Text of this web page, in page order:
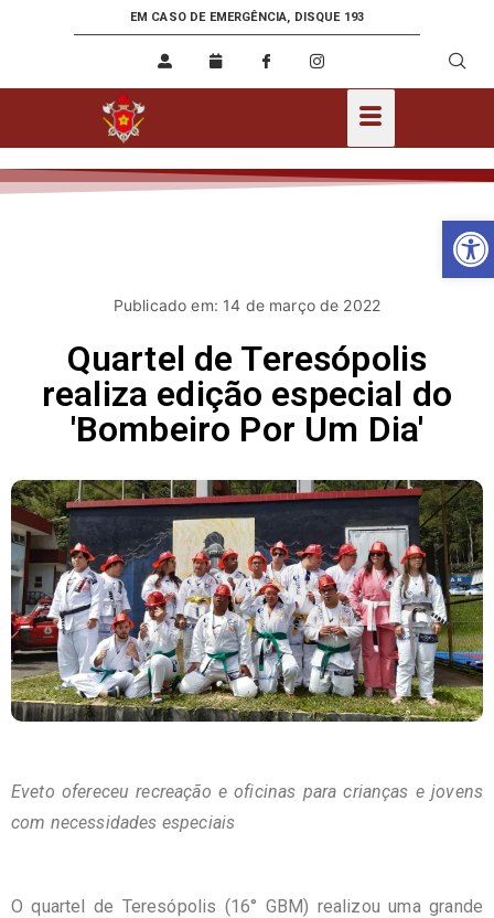
EM CASO DE EMERGÊNCIA, DISQUE 193
Publicado em: 14 de março de 2022
Quartel de Teresópolis
realiza edição especial do
'Bombeiro Por Um Dia'
Eveto ofereceu recreação e oficinas para crianças e jovens
com necessidades especiais
O quartel de Teresópolis (16° GBM) realizou uma grande